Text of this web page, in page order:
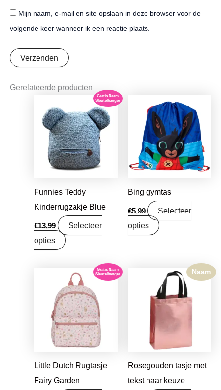
Mijn naam, e-mail en site opslaan in deze browser voor de
volgende keer wanneer ik een reactie plaats.
Gerelateerde producten
Gratis Naam
Sleutelhanger
Funnies Teddy
Kinderrugzakje Blue
€13,99
Selecteer
opties
Bing gymtas
€5,99
Selecteer
opties
Gratis Naam
Sleutelhanger
Little Dutch Rugtasje
Fairy Garden
Naam
Rosegouden tasje met
tekst naar keuze